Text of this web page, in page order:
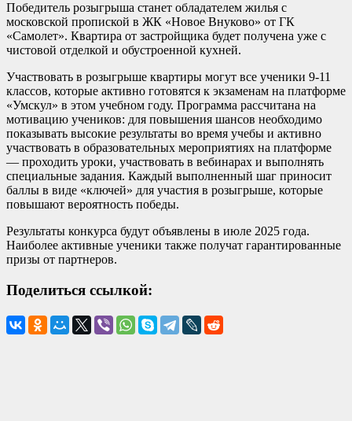
Победитель розыгрыша станет обладателем жилья с
московской пропиской в ЖК «Новое Внуково» от ГК
«Самолет». Квартира от застройщика будет получена уже с
чистовой отделкой и обустроенной кухней.
Участвовать в розыгрыше квартиры могут все ученики 9-11
классов, которые активно готовятся к экзаменам на платформе
«Умскул» в этом учебном году. Программа рассчитана на
мотивацию учеников: для повышения шансов необходимо
показывать высокие результаты во время учебы и активно
участвовать в образовательных мероприятиях на платформе
— проходить уроки, участвовать в вебинарах и выполнять
специальные задания. Каждый выполненный шаг приносит
баллы в виде «‎ключей» для участия в розыгрыше, которые
повышают вероятность победы.
Результаты конкурса будут объявлены в июле 2025 года.
Наиболее активные ученики также получат гарантированные
призы от партнеров.
Поделиться ссылкой: